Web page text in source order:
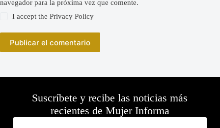
navegador para la próxima vez que comente.
I accept thePrivacy Policy
Publicar el comentario
Suscríbete y recibe las noticias más
recientes de Mujer Informa